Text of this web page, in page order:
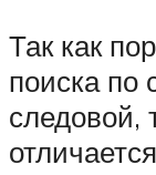
Так как
поиска по
следовой,